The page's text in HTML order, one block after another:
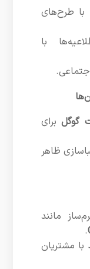
با طرح‌های
با
گوگلبرای
ظاهر
مانند
.
با مشتریان